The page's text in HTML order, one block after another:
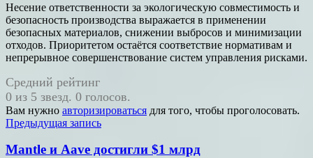
Несение ответственности за экологическую совместимость и
безопасность производства выражается в применении
безопасных материалов, снижении выбросов и минимизации
отходов. Приоритетом остаётся соответствие нормативам и
непрерывное совершенствование систем управления рисками.
Средний рейтинг
0 из 5 звезд. 0 голосов.
Вам нужно авторизироваться для того, чтобы проголосовать.
Навигация
по
Предыдущая запись
Mantle и Aave достигли $1 млрд